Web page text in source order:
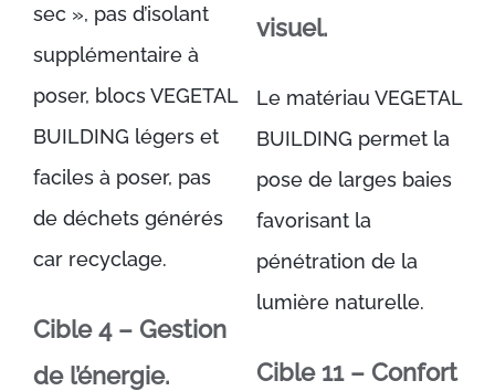
sec », pas d’isolant
supplémentaire à
poser, blocs VEGETAL
BUILDING légers et
faciles à poser, pas
de déchets générés
car recyclage.
Cible 4 – Gestion
de l’énergie.
visuel.
Le matériau VEGETAL
BUILDING permet la
pose de larges baies
favorisant la
pénétration de la
lumière naturelle.
Cible 11 – Confort